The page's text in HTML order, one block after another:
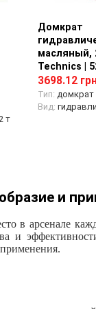
т
Просмотр
Домкрат
масляный,
Technics |
3698.12
Тип: домкрат
Вид:
и
в арсенале
и